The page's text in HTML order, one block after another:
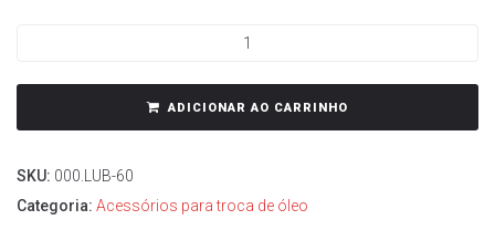
ADICIONAR AO CARRINHO
SKU: 000.LUB-60
Categoria: Acessórios para troca de óleo